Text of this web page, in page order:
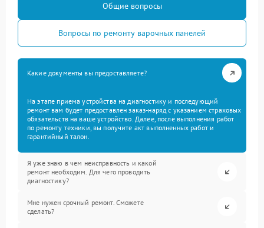
Общие вопросы
Вопросы по ремонту варочных панелей
Какие документы вы предоставляете?
На этапе приема устройства на диагностику и последующий
ремонт вам будет предоставлен заказ-наряд с указанием страховых
обязательств на ваше устройство. Далее, после выполнения работ
по ремонту техники, вы получите акт выполненных работ и
гарантийный талон.
Я уже знаю в чем неисправность и какой
ремонт необходим. Для чего проводить
диагностику?
Мне нужен срочный ремонт. Сможете
сделать?